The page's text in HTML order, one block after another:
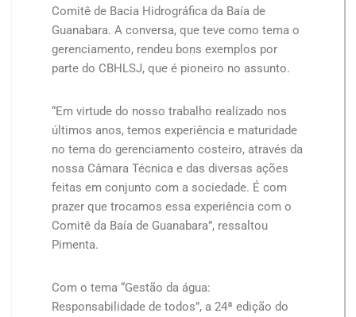
Comitê de Bacia Hidrográfica da Baía de
Guanabara. A conversa, que teve como tema o
gerenciamento, rendeu bons exemplos por
parte do CBHLSJ, que é pioneiro no assunto.
“Em virtude do nosso trabalho realizado nos
últimos anos, temos experiência e maturidade
no tema do gerenciamento costeiro, através da
nossa Câmara Técnica e das diversas ações
feitas em conjunto com a sociedade. É com
prazer que trocamos essa experiência com o
Comitê da Baía de Guanabara”, ressaltou
Pimenta.
Com o tema “Gestão da água:
Responsabilidade de todos”, a 24ª edição do